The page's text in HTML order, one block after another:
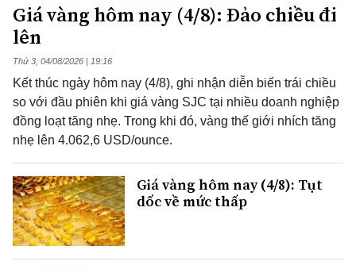
Giá vàng hôm nay (4/8): Đảo chiều đi
lên
Thứ 3, 04/08/2026 | 19:16
Kết thúc ngày hôm nay (4/8), ghi nhận diễn biến trái chiều
so với đầu phiên khi giá vàng SJC tại nhiều doanh nghiệp
đồng loạt tăng nhẹ. Trong khi đó, vàng thế giới nhích tăng
nhẹ lên 4.062,6 USD/ounce.
Giá vàng hôm nay (4/8): Tụt
dốc về mức thấp